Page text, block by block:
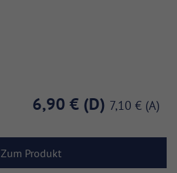
6,90 € 7,10 €
Zum Produkt